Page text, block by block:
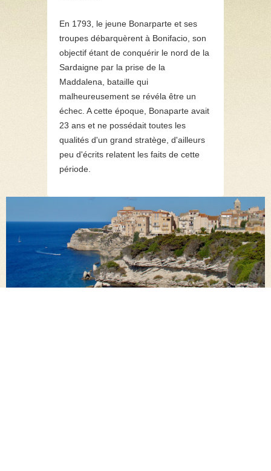
En 1793, le jeune Bonarparte et ses
troupes débarquèrent à Bonifacio, son
objectif étant de conquérir le nord de la
Sardaigne par la prise de la
Maddalena, bataille qui
malheureusement se révéla être un
échec. A cette époque, Bonaparte avait
23 ans et ne possédait toutes les
qualités d'un grand stratège, d'ailleurs
peu d'écrits relatent les faits de cette
période.